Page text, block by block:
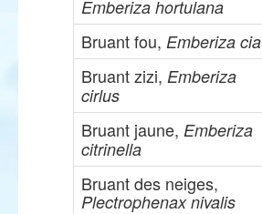
Emberiza hortulana
Bruant fou, Emberiza cia
Bruant zizi, Emberiza
cirlus
Bruant jaune, Emberiza
citrinella
Bruant des neiges,
Plectrophenax nivalis